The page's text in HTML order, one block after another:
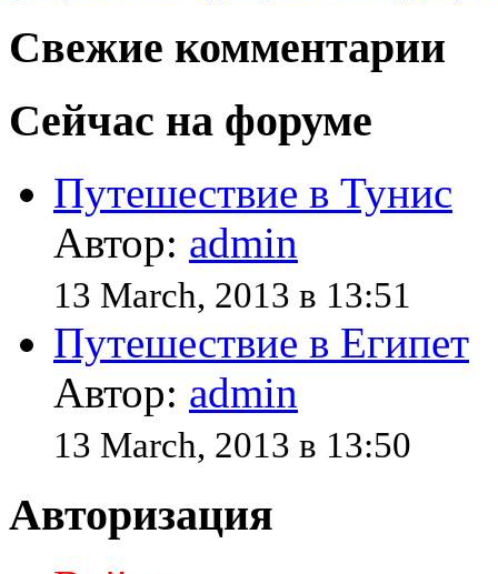
Свежие комментарии
Сейчас на форуме
Путешествие в Тунис
Автор: admin
13 March, 2013 в 13:51
Путешествие в Египет
Автор: admin
13 March, 2013 в 13:50
Авторизация